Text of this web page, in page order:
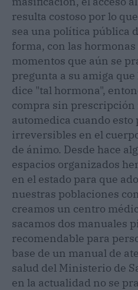
resulta costoso por lo
sea una política pública
forma, con las hormonas
momentos que aún se
pregunta a su amiga
dice "tal hormona",
compra sin prescripción
automedica cuando esto
irreversibles en el
de ánimo. Desde hace
espacios organizados
en el estado para que
nuestras poblaciones
creamos un centro
sacamos dos manuales
recomendable para
base de un manual de
salud del Ministerio de
en la actualidad no se